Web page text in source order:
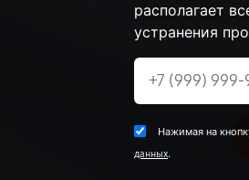
располагает
устранения
Нажимая на
данных.